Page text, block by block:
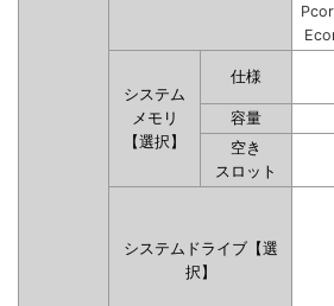
システム
メモリ
【選択】
仕様
容量
空き
スロット
システムドライブ【選
択】